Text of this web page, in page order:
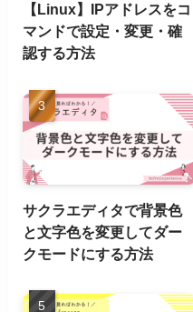
【Linux】IPアドレスをコ
マンドで設定・変更・確
認する方法
サクラエディタで背景色
と文字色を変更してダー
クモードにする方法